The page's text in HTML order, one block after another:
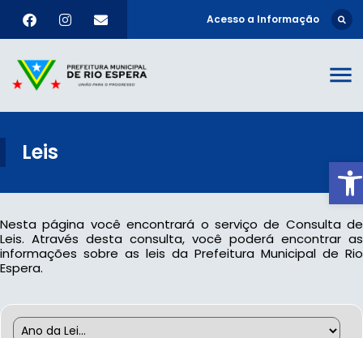
Acesso a Informação
Leis
Nesta página você encontrará o serviço de Consulta de
Leis. Através desta consulta, você poderá encontrar as
informações sobre as leis da Prefeitura Municipal de Rio
Espera.